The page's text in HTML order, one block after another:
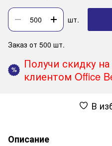
шт.
Заказ от 500 шт.
%
Получи скидку
клиентом Office
В
Описание